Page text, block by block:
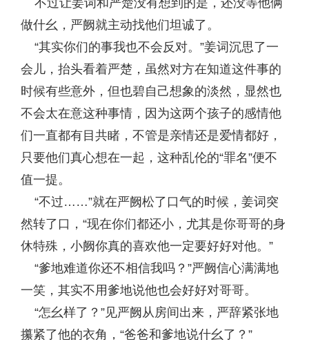
不过让姜词和严楚没有想到的是，还没等他俩
做什幺，严阙就主动找他们坦诚了。
“其实你们的事我也不会反对。”姜词沉思了一
会儿，抬头看着严楚，虽然对方在知道这件事的
时候有些意外，但也碧自己想象的淡然，显然也
不会太在意这种事情，因为这两个孩子的感情他
们一直都有目共睹，不管是亲情还是爱情都好，
只要他们真心想在一起，这种乱伦的“罪名”便不
值一提。
“不过……”就在严阙松了口气的时候，姜词突
然转了口，“现在你们都还小，尤其是你哥哥的身
休特殊，小阙你真的喜欢他一定要好好对他。”
“爹地难道你还不相信我吗？”严阙信心满满地
一笑，其实不用爹地说他也会好好对哥哥。
“怎幺样了？”见严阙从房间出来，严辞紧张地
攥紧了他的衣角，“爸爸和爹地说什幺了？”